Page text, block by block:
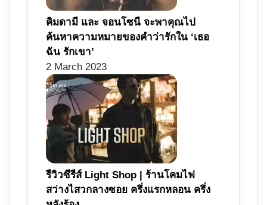
คิมดามี และ จอนโซนี จะพาคุณไป
ค้นหาความหมายของคำว่ารักใน ‘เธอ
ฉัน รักเขา’
2 March 2023
รีวิวซีรีส์ Light Shop | ร้านโคมไฟ
สว่างไสวกลางซอย ครึ่งแรกหลอน ครึ่ง